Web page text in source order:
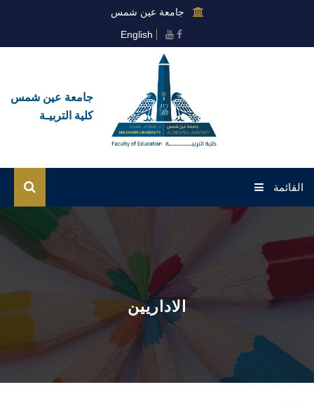
جامعة عين شمس
English
جامعة عين شمس
كلية التربيـة
القائمة
عن الكلية
القطاعات
الاقسام
البرامج الأكاديمية
الاداريين